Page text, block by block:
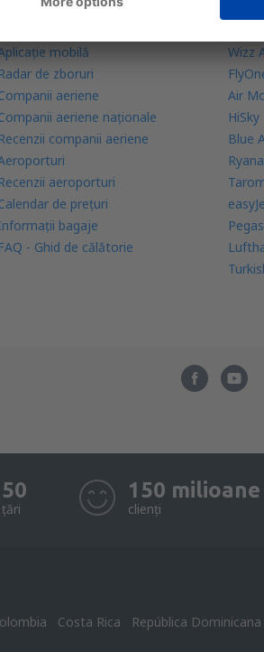
mobilă
Radar de zboruri
aeriene
aeriene naţionale
Recenzii companii aeriene
Recenzii aeroporturi
de prețuri
bagaje
FAQ - Ghid de călătorie
Wizz
Air
HiSky
Blue
50
țări
150 milioane
clienți
Costa Rica República Dominicana